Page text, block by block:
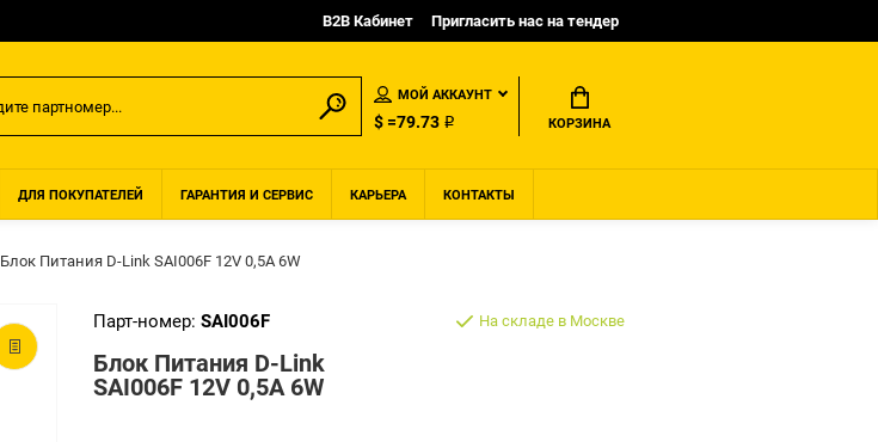
B2B Кабинет Пригласить нас на тендер
МОЙ АККАУНТ
$ =79.73 ₽ КОРЗИНА
ДЛЯ ПОКУПАТЕЛЕЙ ГАРАНТИЯ И СЕРВИС КАРЬЕРА КОНТАКТЫ
Блок Питания D-Link SAI006F 12V 0,5A 6W
Парт-номер: SAI006F
Блок Питания D-Link
SAI006F 12V 0,5A 6W
На складе в Москве